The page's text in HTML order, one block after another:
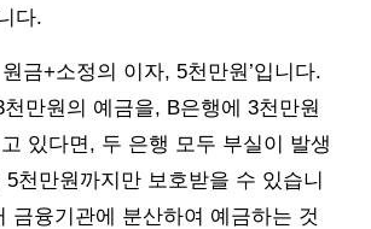
다.
금+소정의 이자, 5천만원’입니다.
만원의 예금을, B은행에 3천만원
있다면, 두 은행 모두 부실이 발생
천만원까지만 보호받을 수 있습니
금융기관에 분산하여 예금하는 것